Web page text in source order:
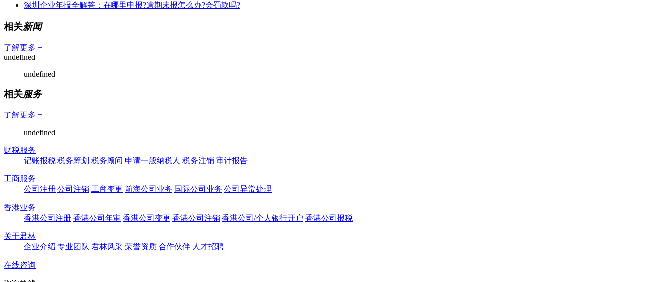
深圳企业年报全解答：在哪里申报?逾期未报怎么办?会罚款吗?
相关新闻
了解更多 +
undefined
undefined
相关服务
了解更多 +
undefined
财税服务
记账报税 税务筹划 税务顾问 申请一般纳税人 税务注销 审计报告
工商服务
公司注册 公司注销 工商变更 前海公司业务 国际公司业务 公司异常处理
香港业务
香港公司注册 香港公司年审 香港公司变更 香港公司注销 香港公司/个人银行开户 香港公司报税
关于君林
企业介绍 专业团队 君林风采 荣誉资质 合作伙伴 人才招聘
在线咨询